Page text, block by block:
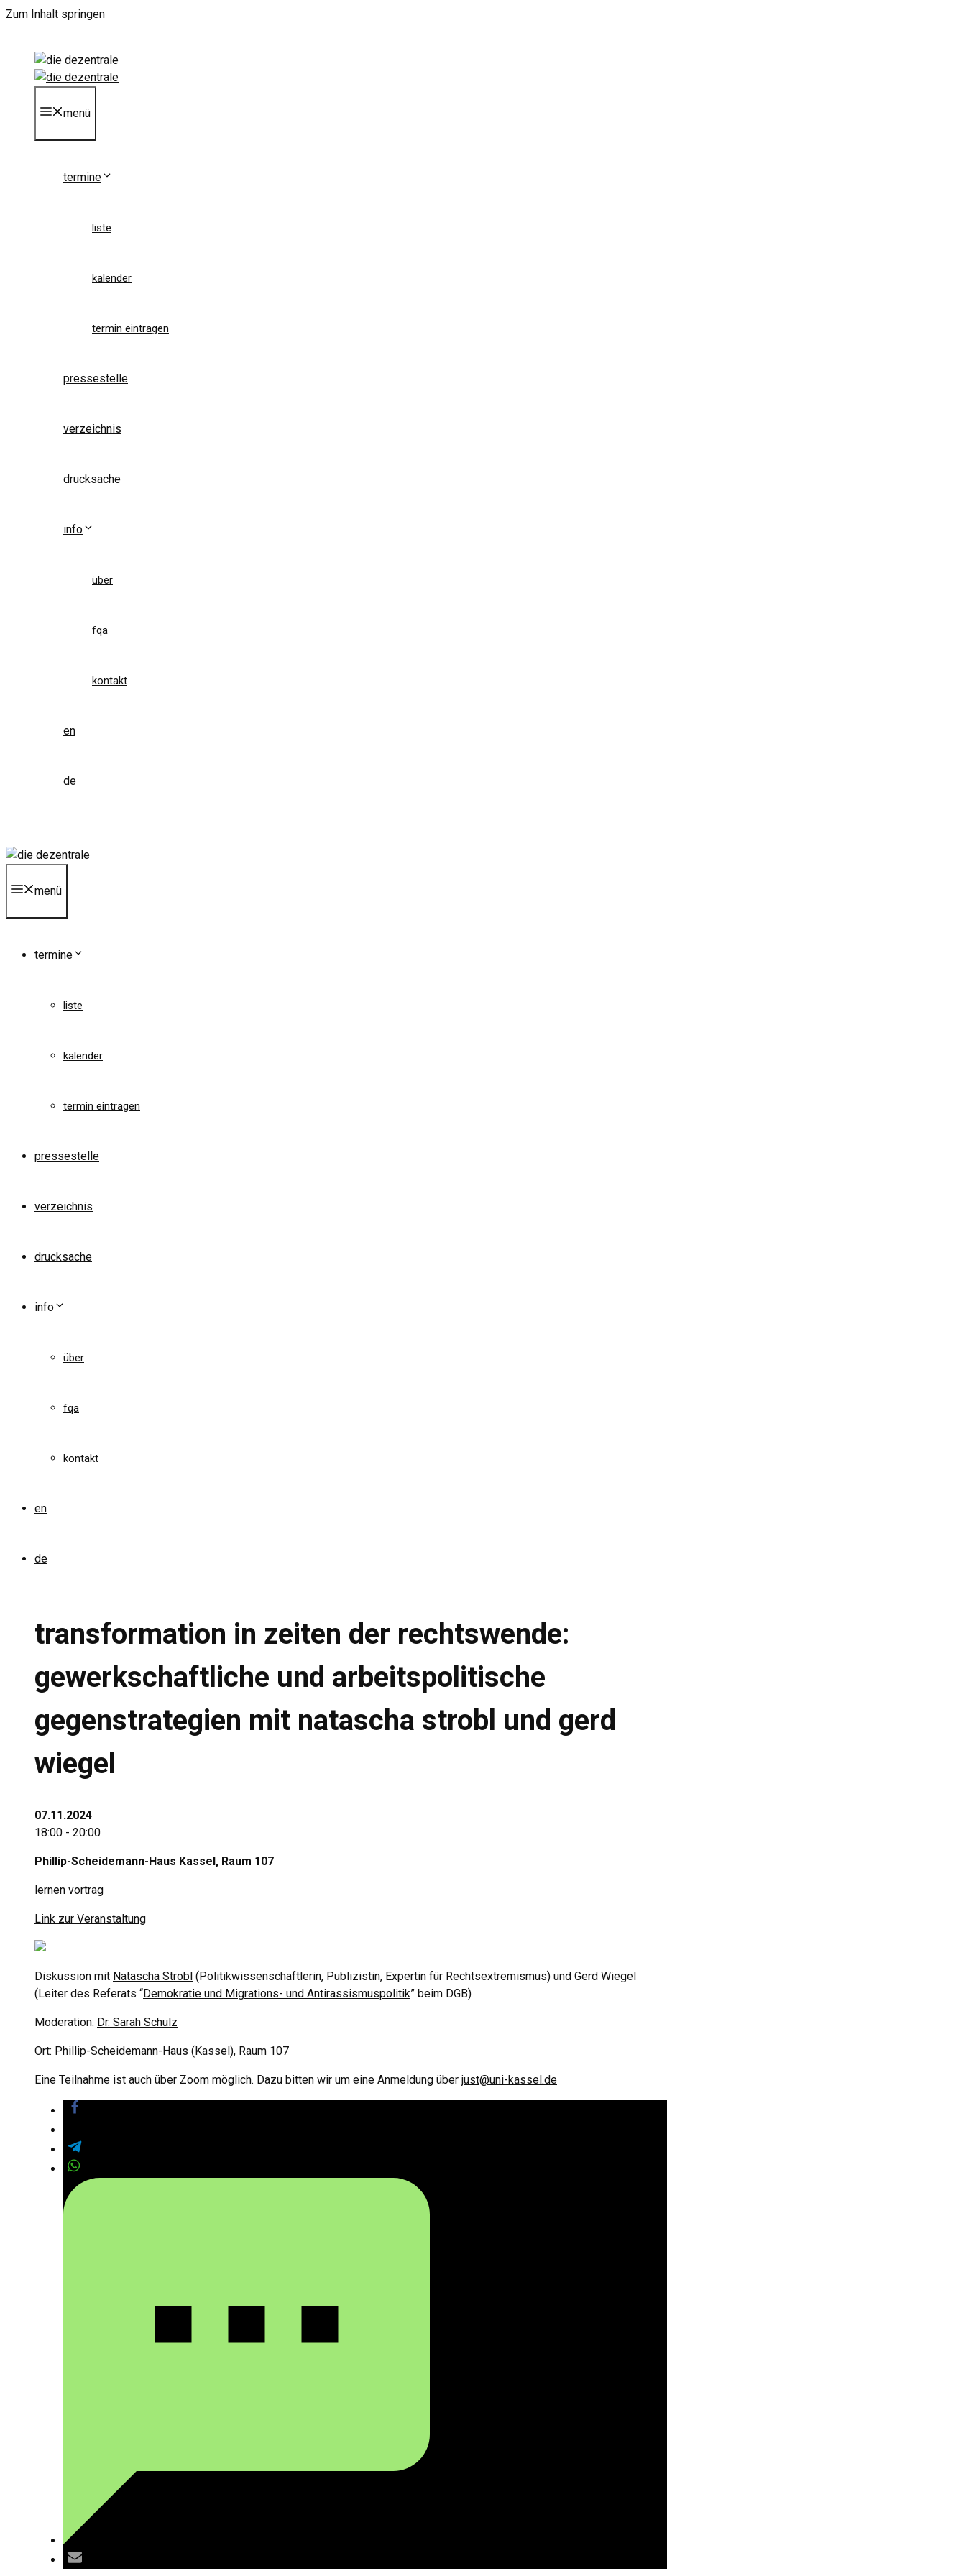
Zum Inhalt springen
menü
termine
liste
kalender
termin eintragen
pressestelle
verzeichnis
drucksache
info
über
fqa
kontakt
en
de
menü
termine
liste
kalender
termin eintragen
pressestelle
verzeichnis
drucksache
info
über
fqa
kontakt
en
de
transformation in zeiten der rechtswende:
gewerkschaftliche und arbeitspolitische
gegenstrategien mit natascha strobl und gerd
wiegel
07.11.2024
18:00 - 20:00
Phillip-Scheidemann-Haus Kassel, Raum 107
lernen vortrag
Link zur Veranstaltung
Diskussion mit Natascha Strobl (Politikwissenschaftlerin, Publizistin, Expertin für Rechtsextremismus) und Gerd Wiegel
(Leiter des Referats “Demokratie und Migrations- und Antirassismuspolitik” beim DGB)
Moderation: Dr. Sarah Schulz
Ort: Phillip-Scheidemann-Haus (Kassel), Raum 107
Eine Teilnahme ist auch über Zoom möglich. Dazu bitten wir um eine Anmeldung über just@uni-kassel.de